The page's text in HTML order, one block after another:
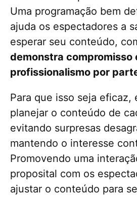
Uma programação bem
ajuda os espectadores a
esperar seu conteúdo,
demonstra compromisso
profissionalismo por
Para que isso seja eficaz,
planejar o conteúdo de
evitando surpresas
mantendo o interesse
Promovendo uma
proposital com os
ajustar o conteúdo para